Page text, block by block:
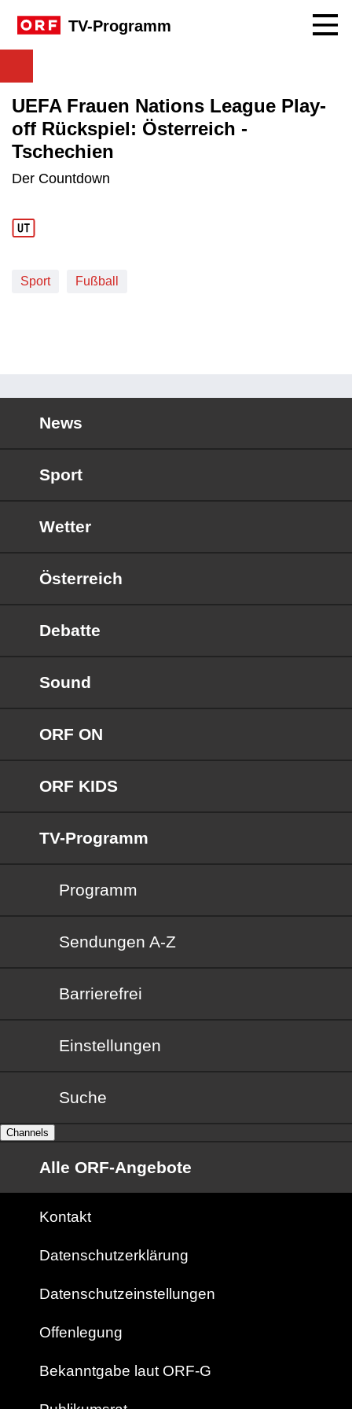
TV-Programm
UEFA Frauen Nations League Play-
off Rückspiel: Österreich -
Tschechien
Der Countdown
Sport Fußball
News
Sport
Wetter
Österreich
Debatte
Sound
ORF ON
ORF KIDS
TV-Programm
Programm
Sendungen von A bis Z
Sendungen A-Z
Barrierefrei
Barrierefrei
Einstellungen
Suche
Channels
Alle ORF-Angebote
Kontakt
Datenschutzerklärung
Datenschutzeinstellungen
Offenlegung
Bekanntgabe laut ORF-G